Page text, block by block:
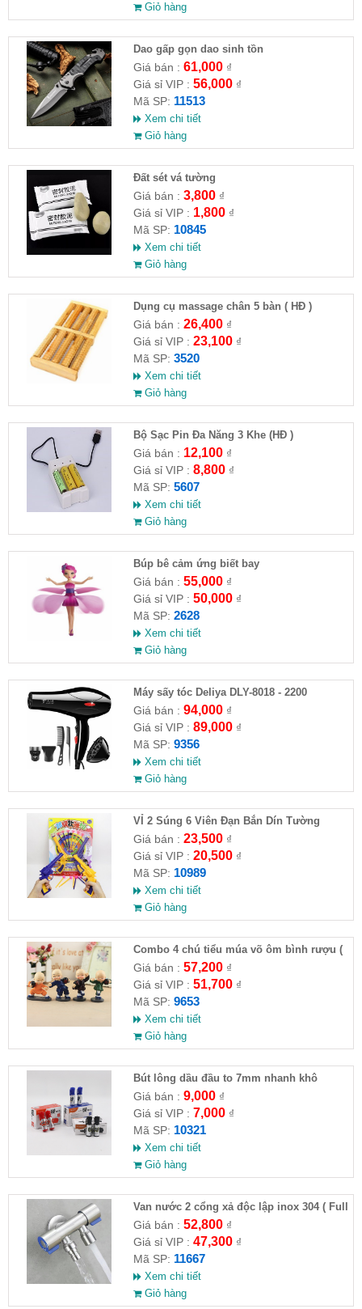
Giỏ hàng
Dao gấp gọn dao sinh tồn
Giá bán : 61,000₫
Giá sỉ VIP : 56,000₫
Mã SP: 11513
Xem chi tiết
Giỏ hàng
Đất sét vá tường
Giá bán : 3,800₫
Giá sỉ VIP : 1,800₫
Mã SP: 10845
Xem chi tiết
Giỏ hàng
Dụng cụ massage chân 5 bàn ( HĐ )
Giá bán : 26,400₫
Giá sỉ VIP : 23,100₫
Mã SP: 3520
Xem chi tiết
Giỏ hàng
Bộ Sạc Pin Đa Năng 3 Khe (HĐ )
Giá bán : 12,100₫
Giá sỉ VIP : 8,800₫
Mã SP: 5607
Xem chi tiết
Giỏ hàng
​Búp bê cảm ứng biết bay
Giá bán : 55,000₫
Giá sỉ VIP : 50,000₫
Mã SP: 2628
Xem chi tiết
Giỏ hàng
Máy sấy tóc Deliya DLY-8018 - 2200
Giá bán : 94,000₫
Giá sỉ VIP : 89,000₫
Mã SP: 9356
Xem chi tiết
Giỏ hàng
VỈ 2 Súng 6 Viên Đạn Bắn Dín Tường
Giá bán : 23,500₫
Giá sỉ VIP : 20,500₫
Mã SP: 10989
Xem chi tiết
Giỏ hàng
Combo 4 chú tiểu múa võ ôm bình rượu (
HĐ )
Giá bán : 57,200₫
Giá sỉ VIP : 51,700₫
Mã SP: 9653
Xem chi tiết
Giỏ hàng
Bút lông dầu đầu to 7mm nhanh khô
Giá bán : 9,000₫
Giá sỉ VIP : 7,000₫
Mã SP: 10321
Xem chi tiết
Giỏ hàng
Van nước 2 cổng xả độc lập inox 304 ( Full
VAT )
Giá bán : 52,800₫
Giá sỉ VIP : 47,300₫
Mã SP: 11667
Xem chi tiết
Giỏ hàng